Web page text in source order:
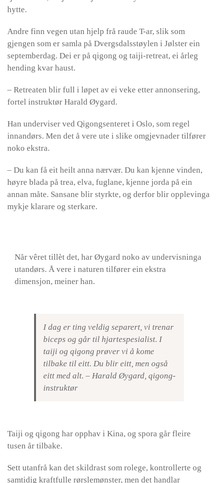
hytte.
Andre finn vegen utan hjelp frå raude T-ar, slik som
gjengen som er samla på Dvergsdalsstøylen i Jølster ein
septemberdag. Dei er på qigong og taiji-retreat, ei årleg
hending kvar haust.
– Retreaten blir full i løpet av ei veke etter annonsering,
fortel instruktør Harald Øygard.
Han underviser ved Qigongsenteret i Oslo, som regel
innandørs. Men det å vere ute i slike omgjevnader tilfører
noko ekstra.
– Du kan få eit heilt anna nærvær. Du kan kjenne vinden,
høyre blada på trea, elva, fuglane, kjenne jorda på ein
annan måte. Sansane blir styrkte, og derfor blir opplevinga
mykje klarare og sterkare.
Når vêret tillèt det, har Øygard noko av undervisninga
utandørs. Å vere i naturen tilfører ein ekstra
dimensjon, meiner han.
I dag er ting veldig separert, vi trenar
biceps og går til hjartespesialist. I
taiji og qigong prøver vi å kome
tilbake til eitt. Du blir eitt, men også
eitt med alt. – Harald Øygard, qigong-
instruktør
Taiji og qigong har opphav i Kina, og spora går fleire
tusen år tilbake.
Sett utanfrå kan det skildrast som rolege, kontrollerte og
samtidig kraftfulle rørslemønster, men det handlar